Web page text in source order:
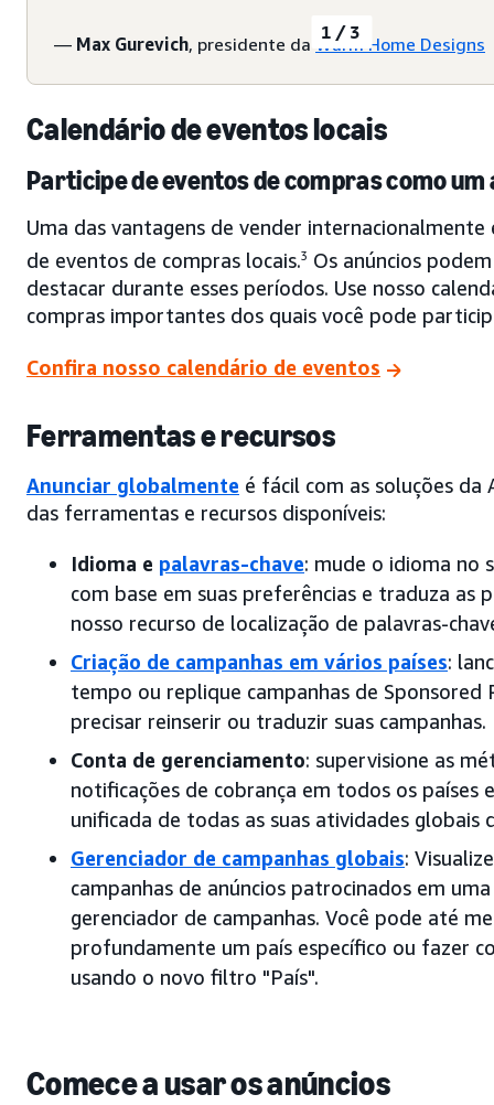
— Max Gurevich, presidente da Warm Home Designs
1/3
Calendário de eventos locais
Participe de eventos de compras como
Uma das vantagens de vender
de eventos de compras locais.3 Os anúncios
destacar durante esses períodos. Use nosso
compras importantes dos quais você pode
Confira nosso calendário de eventos
Ferramentas e recursos
Anunciar globalmente é fácil com as soluções da
das ferramentas e recursos disponíveis:
Idioma e palavras-chave: mude o idioma no
com base em suas preferências e traduza as
nosso recurso de localização de palavras-
Criação de campanhas em vários países:
tempo ou replique campanhas de
precisar reinserir ou traduzir suas campanhas.
Conta de gerenciamento: supervisione as
notificações de cobrança em todos os países
unificada de todas as suas atividades globais
Gerenciador de campanhas globais:
campanhas de anúncios patrocinados em
gerenciador de campanhas. Você pode até
profundamente um país específico ou fazer
usando o novo filtro "País".
Comece a usar os anúncios